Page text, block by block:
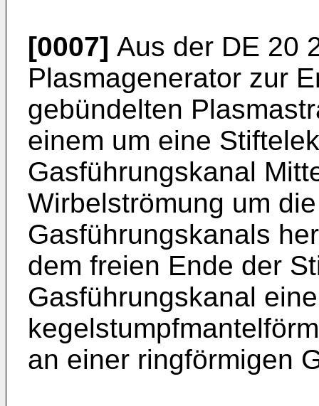
[0007] Aus der DE 20
Plasmagenerator zur
gebündelten
einem um eine
Gasführungskanal
Wirbelströmung um
Gasführungskanals
dem freien Ende der
Gasführungskanal
an einer ringförmigen